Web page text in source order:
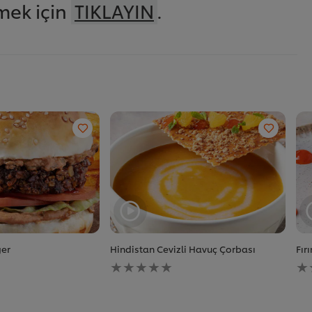
için TIKLAYIN .
Hindistan Cevizli Havuç Çorbası
Bu
recipe
Bu